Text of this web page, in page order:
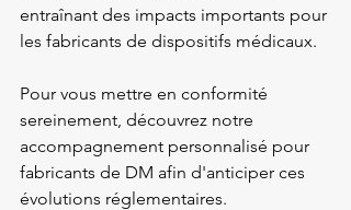
entraînant des impacts importants pour
les fabricants de dispositifs médicaux.
Pour vous mettre en conformité
sereinement, découvrez notre
accompagnement personnalisé pour
fabricants de DM afin d'anticiper ces
évolutions réglementaires.